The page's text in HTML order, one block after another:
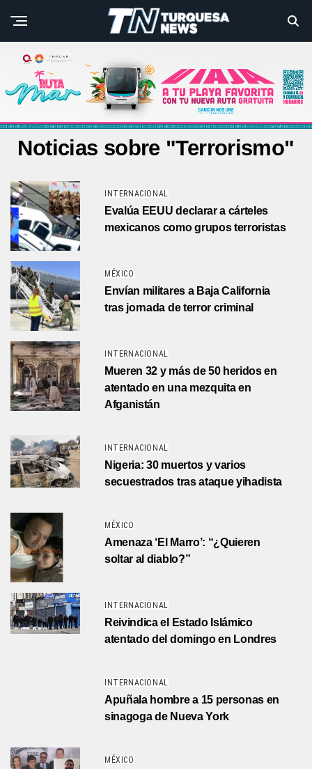
Noticias sobre "Terrorismo"
INTERNACIONAL
Evalúa EEUU declarar a cárteles
mexicanos como grupos terroristas
MÉXICO
Envían militares a Baja California
tras jornada de terror criminal
INTERNACIONAL
Mueren 32 y más de 50 heridos en
atentado en una mezquita en
Afganistán
INTERNACIONAL
Nigeria: 30 muertos y varios
secuestrados tras ataque yihadista
MÉXICO
Amenaza ‘El Marro’: “¿Quieren
soltar al diablo?”
INTERNACIONAL
Reivindica el Estado Islámico
atentado del domingo en Londres
INTERNACIONAL
Apuñala hombre a 15 personas en
sinagoga de Nueva York
MÉXICO